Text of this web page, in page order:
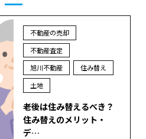
不動産の売却
不動産査定
旭川不動産
住み替え
土地
老後は住み替えるべき？
住み替えのメリット・
デ…